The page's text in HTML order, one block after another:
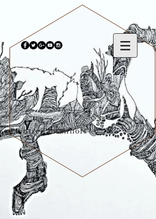
Peintre lausannois
Kol-art